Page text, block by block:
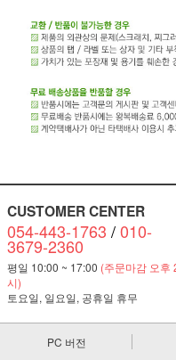
CUSTOMER CENTER
054-443-1763 /010-
3679-2360
평일 10:00 ~ 17:00 (주문마감 오후
시)
토요일, 일요일, 공휴일 휴무
PC 버전